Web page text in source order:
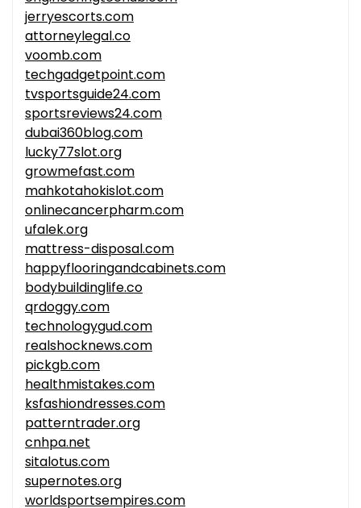
jerryescorts.com
attorneylegal.co
voomb.com
techgadgetpoint.com
tvsportsguide24.com
sportsreviews24.com
dubai360blog.com
lucky77slot.org
growmefast.com
mahkotahokislot.com
onlinecancerpharm.com
ufalek.org
mattress-disposal.com
happyflooringandcabinets.com
bodybuildinglife.co
qrdoggy.com
technologygud.com
realshocknews.com
pickgb.com
healthmistakes.com
ksfashiondresses.com
patterntrader.org
cnhpa.net
sitalotus.com
supernotes.org
worldsportsempires.com